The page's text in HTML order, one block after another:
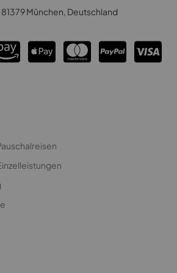
München, Deutschland